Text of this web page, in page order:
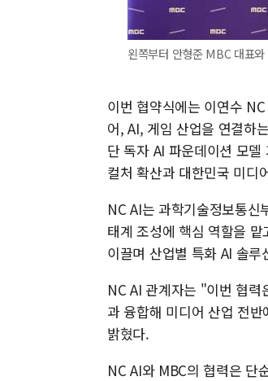
왼쪽부터 안형준 MBC 대표
이번 협약식에는 이연수
어, AI, 게임 산업을 연결하
단 독자 AI 파운데이션 모
컬처 확산과 대한민국 미디
NC AI는 과학기술정보통
태계 조성에 핵심 역할을
이끌며 산업별 특화 AI 솔
NC AI 관계자는 "이번 협력
과 융합해 미디어 산업 전
밝혔다.
NC AI와 MBC의 협력은 단